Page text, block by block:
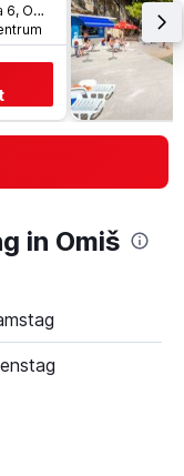
Trg Kralja Tomislava 6, Omiš, Kroatien
in Omiš